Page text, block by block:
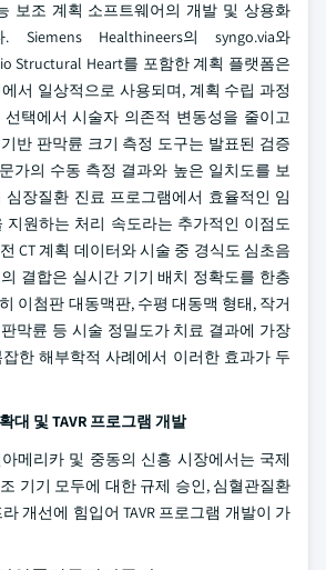
보조 계획 소프트웨어의 개발 및 상용화
Siemens Healthineers의 syngo.via와
Structural Heart를 포함한 계획 플랫폼은
에서 일상적으로 사용되며, 계획 수립 과정
택에서 시술자 의존적 변동성을 줄이고
반 판막륜 크기 측정 도구는 발표된 검증
가의 수동 측정 결과와 높은 일치도를 보
심장질환 진료 프로그램에서 효율적인 임
지원하는 처리 속도라는 추가적인 이점도
CT 계획 데이터와 시술 중 경식도 심초음
결합은 실시간 기기 배치 정확도를 한층
이첨판 대동맥판, 수평 대동맥 형태, 작거
막륜 등 시술 정밀도가 치료 결과에 가장
한 해부학적 사례에서 이러한 효과가 두
대 및 TAVR 프로그램 개발
메리카 및 중동의 신흥 시장에서는 국제
기기 모두에 대한 규제 승인, 심혈관질환
개선에 힘입어 TAVR 프로그램 개발이 가